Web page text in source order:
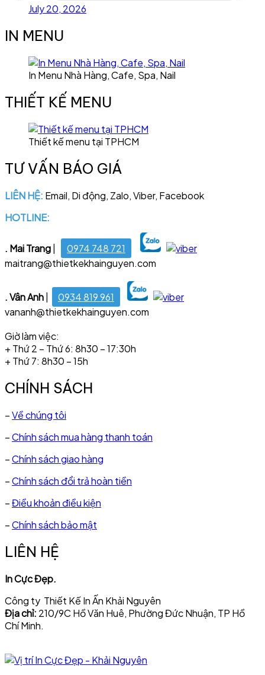
July 20, 2026
IN MENU
In Menu Nhà Hàng, Cafe, Spa, Nail
THIẾT KẾ MENU
Thiết kế menu tại TPHCM
TƯ VẤN BÁO GIÁ
LIÊN HỆ: Email, Di động, Zalo, Viber, Facebook
HOTLINE:
. Mai Trang|
0974 748 721
maitrang@thietkekhainguyen.com
. Vân Anh
0934 819 961
vananh@thietkekhainguyen.com
Giờ làm việc:
+ Thứ 2 – Thứ 6: 8h30 – 17:30h
+ Thứ 7: 8h30 – 15h
CHÍNH SÁCH
–Về chúng tôi
–Chính sách mua hàng thanh toán
–Chính sách giao hàng
–Chính sách đổi trả hoàn tiền
–Điều khoản điều kiện
–Chính sách bảo mật
LIÊN HỆ
In Cực Đẹp.
Công ty Thiết Kế In Ấn Khải Nguyên
Địa chỉ: 210/9C Hồ Văn Huê, Phường Đức Nhuận, TP Hồ
Chí Minh.